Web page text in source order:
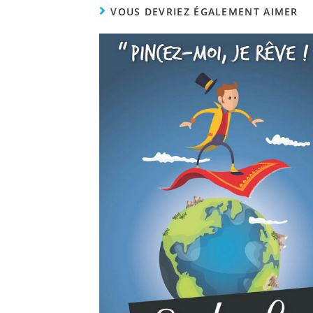
VOUS DEVRIEZ ÉGALEMENT AIMER